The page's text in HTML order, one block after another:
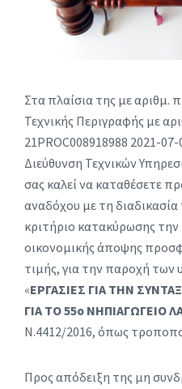
Στα πλαίσια της με αριθμ.
Τεχνικής Περιγραφής με
21PROC008918988 2021-
Διεύθυνση Τεχνικών
σας καλεί να καταθέσετε
αναδόχου με τη
κριτήριο κατακύρωσης
οικονομικής άποψης
τιμής, για την παροχή των
«ΕΡΓΑΣΙΕΣ ΓΙΑ ΤΗΝ
ΓΙΑ ΤΟ 55ο ΝΗΠΙΑΓΩΓΕΙΟ
Ν.4412/2016, όπως
Προς απόδειξη της μη